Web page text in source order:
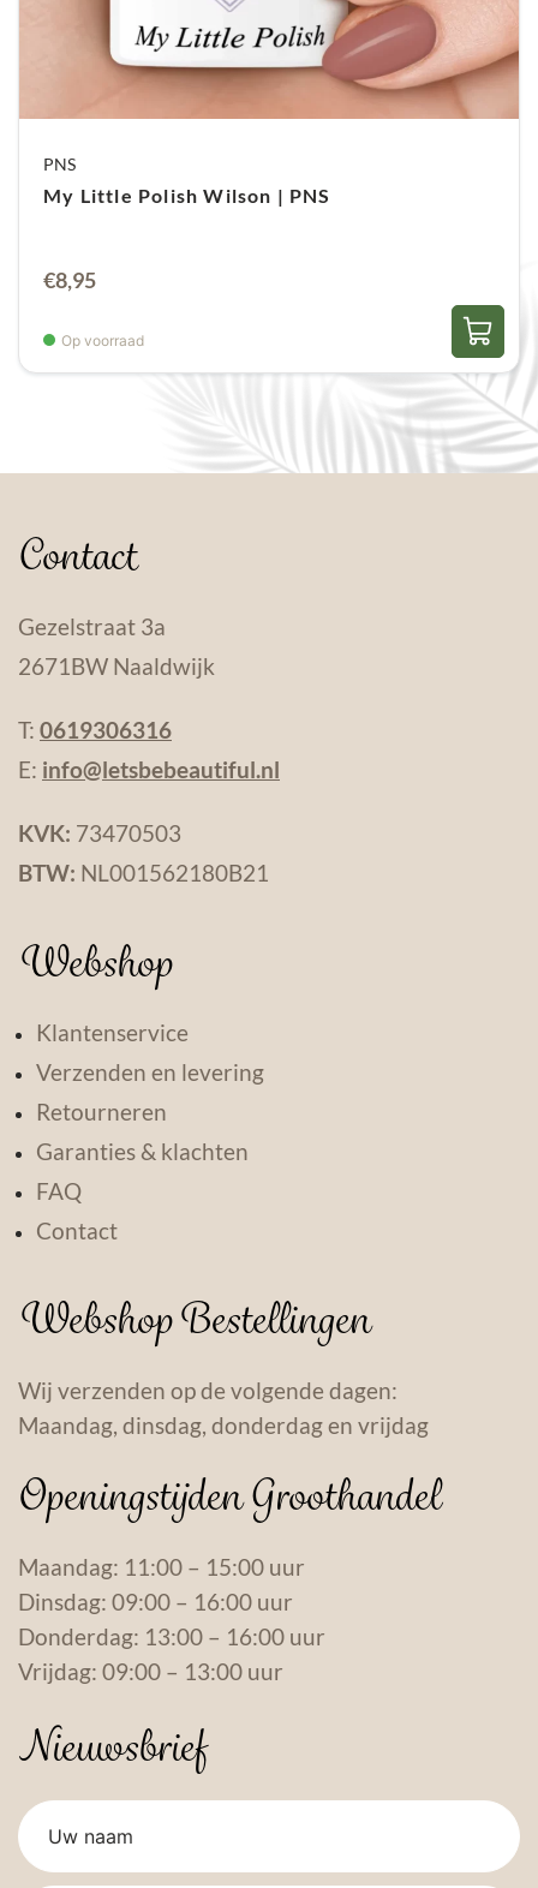
PNS
My Little Polish Wilson | PNS
€8,95
Op voorraad
Contact
Gezelstraat 3a
2671BW Naaldwijk
T: 0619306316
E: info@letsbebeautiful.nl
KVK: 73470503
BTW: NL001562180B21
Webshop
Klantenservice
Verzenden en levering
Retourneren
Garanties & klachten
FAQ
Contact
Webshop Bestellingen
Wij verzenden op de volgende dagen:
Maandag, dinsdag, donderdag en vrijdag
Openingstijden Groothandel
Maandag: 11:00 – 15:00 uur
Dinsdag: 09:00 – 16:00 uur
Donderdag: 13:00 – 16:00 uur
Vrijdag: 09:00 – 13:00 uur
Nieuwsbrief